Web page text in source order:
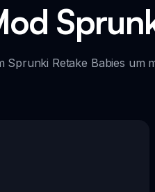
Retake Babies um